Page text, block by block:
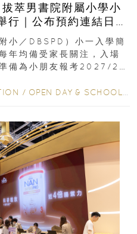
萃男書院附屬小學小
｜公布預約連結日期
小／DBSPD）小一入學簡
年均備受家長關注，入場
備為小朋友報考2027/28
/ OPEN DAY & SCHOOL EVENTS